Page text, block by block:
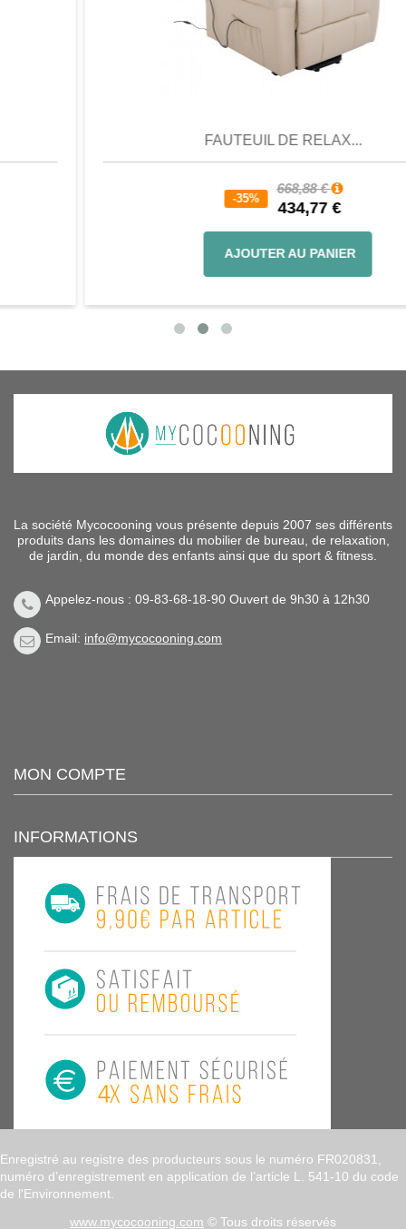
FAUTEUIL DE RELAX...
668,88 €
434,77 €
AJOUTER AU PANIER
La société Mycocooning vous présente depuis 2007 ses différents
produits dans les domaines du mobilier de bureau, de relaxation,
de jardin, du monde des enfants ainsi que du sport & fitness.
Appelez-nous : 09-83-68-18-90 Ouvert de 9h30 à 12h30
Email: info@mycocooning.com
MON COMPTE
INFORMATIONS
Enregistré au registre des producteurs sous le numéro FR020831,
numéro d’enregistrement en application de l’article L. 541-10 du code
de l'Environnement.
www.mycocooning.com © Tous droits réservés